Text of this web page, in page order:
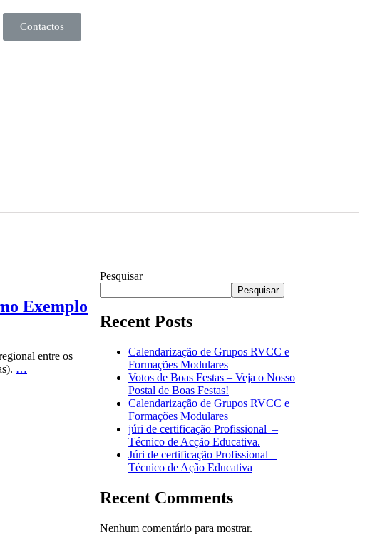
Contactos
Exemplo
entre os
…
Pesquisar
Pesquisar
Recent Posts
Calendarização de Grupos RVCC e
Formações Modulares
Votos de Boas Festas – Veja o Nosso
Postal de Boas Festas!
Calendarização de Grupos RVCC e
Formações Modulares
júri de certificação Profissional –
Técnico de Acção Educativa.
Júri de certificação Profissional –
Técnico de Ação Educativa
Recent Comments
Nenhum comentário para mostrar.